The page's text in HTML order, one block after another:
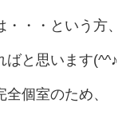
・・という方、
ばと思います(^^♪
個室のため、